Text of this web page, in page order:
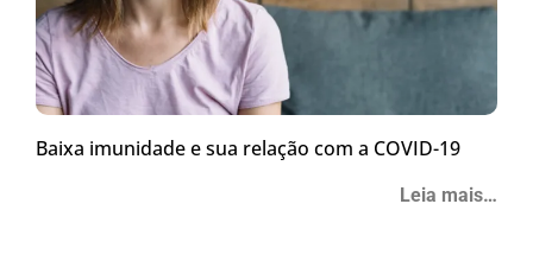
Baixa imunidade e sua relação com a COVID-19
Leia mais…